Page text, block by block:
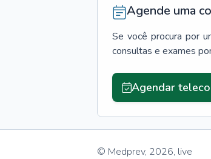
Agende uma
Se você procura por
consultas e exames
Agendar
© Medprev, 2026, live